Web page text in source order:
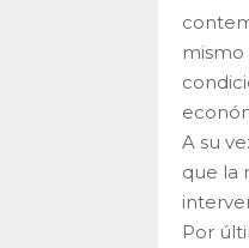
A su
que la
Por